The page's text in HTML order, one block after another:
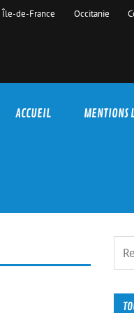
Île-de-France Occitanie
ACCUEIL MENTIONS